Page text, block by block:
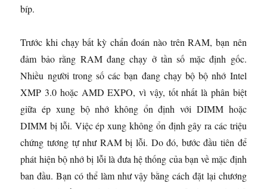
bíp.
Trước khi chạy bất kỳ chẩn đoán nào trên RAM, bạn nên
đảm bảo rằng RAM đang chạy ở tần số mặc định gốc.
Nhiều người trong số các bạn đang chạy bộ bộ nhớ Intel
XMP 3.0 hoặc AMD EXPO, vì vậy, tốt nhất là phân biệt
giữa ép xung bộ nhớ không ổn định với DIMM hoặc
DIMM bị lỗi. Việc ép xung không ổn định gây ra các triệu
chứng tương tự như RAM bị lỗi. Do đó, bước đầu tiên để
phát hiện bộ nhớ bị lỗi là đưa hệ thống của bạn về mặc định
ban đầu. Bạn có thể làm như vậy bằng cách đặt lại chương